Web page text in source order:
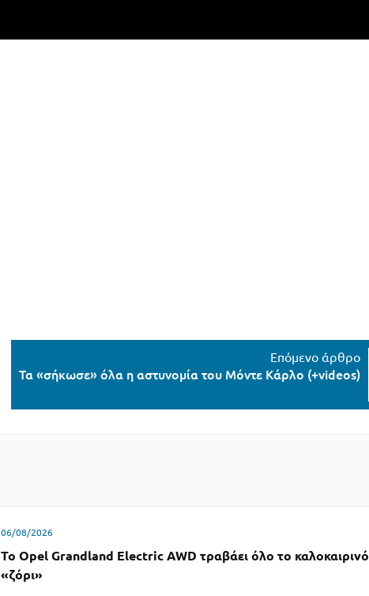
Τα «σήκωσε» όλα η αστυνομία του Μόντε Κάρλο (+videos)
06/08/2026
Το Opel Grandland Electric AWD τραβάει όλο το καλοκαιρινό
«ζόρι»